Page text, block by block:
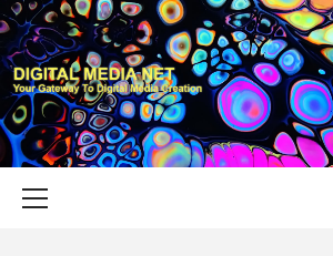
Skip
to
content
DIGITAL
YOUR GATEWAY TO DIGITAL MEDIA CREATION